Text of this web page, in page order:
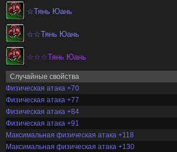
☆Тянь Юань
☆☆Тянь Юань
☆☆☆Тянь Юань
Случайные свойства
Физическая атака +70
Физическая атака +77
Физическая атака +84
Физическая атака +91
Максимальная физическая атака +118
Максимальная физическая атака +130